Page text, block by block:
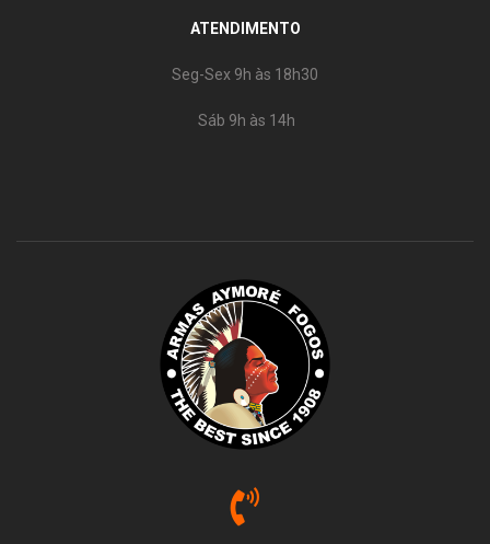
ATENDIMENTO
Seg-Sex 9h às 18h30
Sáb 9h às 14h